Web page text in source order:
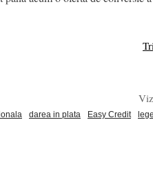
darea in plata Easy Credit